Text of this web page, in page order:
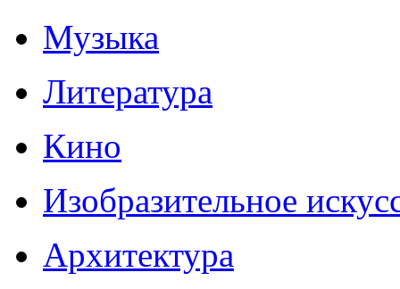
Музыка
Литература
Кино
Изобразительное
Архитектура